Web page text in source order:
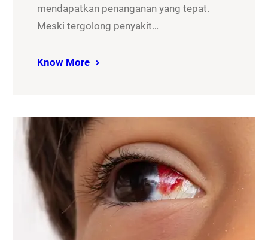
mendapatkan penanganan yang tepat.
Meski tergolong penyakit…
Know More